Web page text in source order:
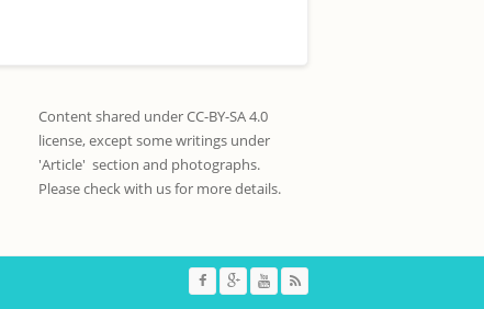
Content shared under CC-BY-SA 4.0
license, except some writings under
'Article' section and photographs.
Please check with us for more details.